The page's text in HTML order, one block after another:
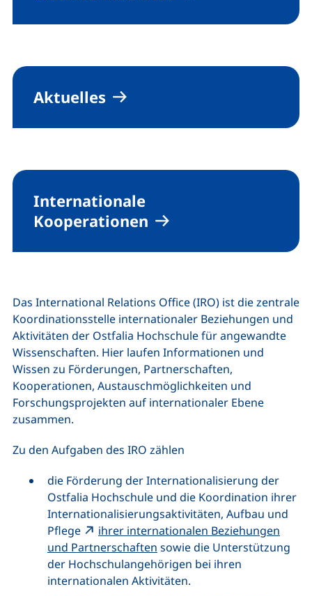
Aktuelles
Internationale
Kooperationen
Das International Relations Office (IRO) ist die zentrale
Koordinationsstelle internationaler Beziehungen und
Aktivitäten der Ostfalia Hochschule für angewandte
Wissenschaften. Hier laufen Informationen und
Wissen zu Förderungen, Partnerschaften,
Kooperationen, Austauschmöglichkeiten und
Forschungsprojekten auf internationaler Ebene
zusammen.
Zu den Aufgaben des IRO zählen
die Förderung der Internationalisierung der
Ostfalia Hochschule und die Koordination ihrer
Internationalisierungsaktivitäten, Aufbau und
Pflege
ihrer internationalen Beziehungen
und Partnerschaften sowie die Unterstützung
der Hochschulangehörigen bei ihren
internationalen Aktivitäten.